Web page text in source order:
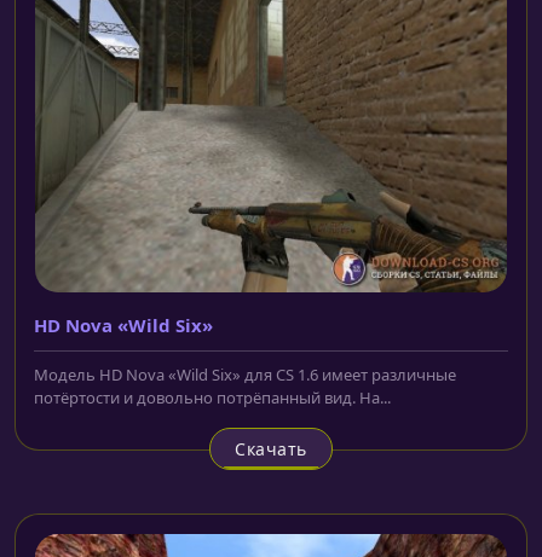
HD Nova «Wild Six»
Модель HD Nova «Wild Six» для CS 1.6 имеет различные
потёртости и довольно потрёпанный вид. На...
Скачать